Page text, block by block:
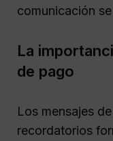
comunicación
La
de pago
Los mensajes
recordatorios